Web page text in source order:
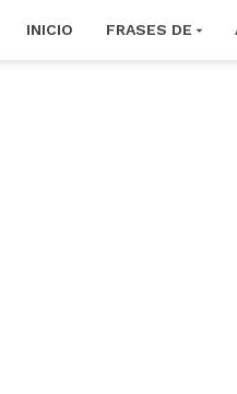
INICIO FRASES DE